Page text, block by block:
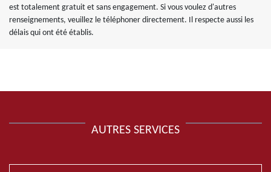
est totalement gratuit et sans engagement. Si vous voulez d'autres
renseignements, veuillez le téléphoner directement. Il respecte aussi les
délais qui ont été établis.
AUTRES SERVICES